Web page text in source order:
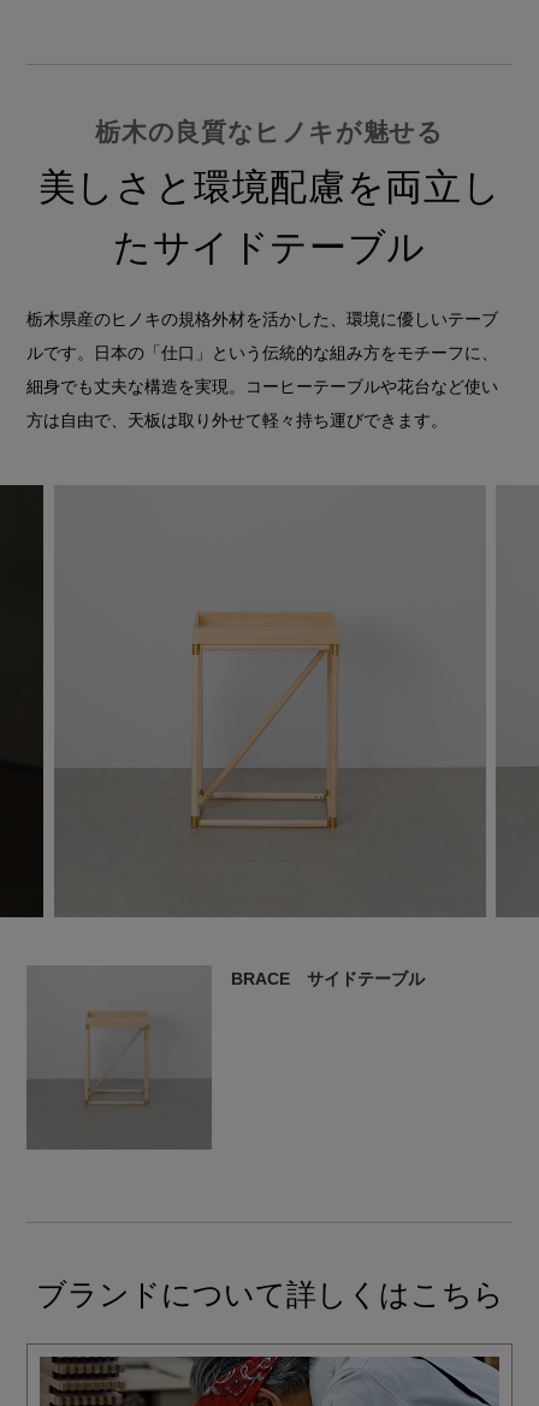
栃木の良質なヒノキが魅せる
美しさと環境配慮を両立し
たサイドテーブル
栃木県産のヒノキの規格外材を活かした、環境に優しいテーブ
ルです。日本の「仕口」という伝統的な組み方をモチーフに、
細身でも丈夫な構造を実現。コーヒーテーブルや花台など使い
方は自由で、天板は取り外せて軽々持ち運びできます。
BRACE サイドテーブル
ブランドについて詳しくはこちら